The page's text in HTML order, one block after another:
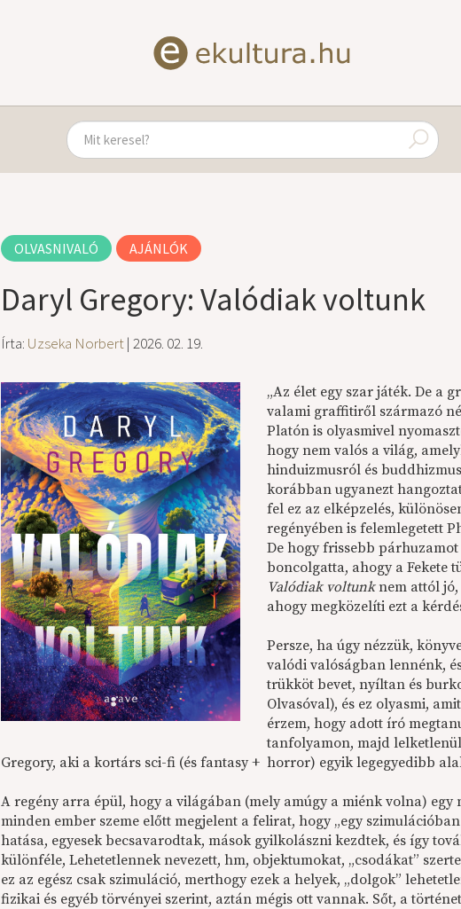
OLVASNIVALÓ AJÁNLÓK
Daryl Gregory: Valódiak voltunk
Írta: Uzseka Norbert| 2026. 02. 19.
„Az élet egy szar játék. De a
valami graffitiről származó
Platón is olyasmivel
hogy nem valós a világ,
hinduizmusról és
korábban ugyanezt
fel ez az elképzelés,
regényében is felemlegetett
De hogy frissebb
boncolgatta, ahogy a Fekete
Valódiak voltunknem attól
ahogy megközelíti ezt a
Persze, ha úgy nézzük,
valódi valóságban lennénk,
trükköt bevet, nyíltan és
Olvasóval), és ez olyasmi,
érzem, hogy adott író
tanfolyamon, majd
Gregory, aki a kortárs sci-fi (és fantasy + horror) egyik legegyedibb
A regény arra épül, hogy a világában (mely amúgy a miénk volna) egy
minden ember szeme előtt megjelent a felirat, hogy „egy
hatása, egyesek becsavarodtak, mások gyilkolászni kezdtek, és így
különféle, Lehetetlennek nevezett, hm, objektumokat, „csodákat”
ez az egész csak szimuláció, merthogy ezek a helyek, „dolgok”
fizikai és egyéb törvényei szerint, aztán mégis ott vannak. Sőt, a